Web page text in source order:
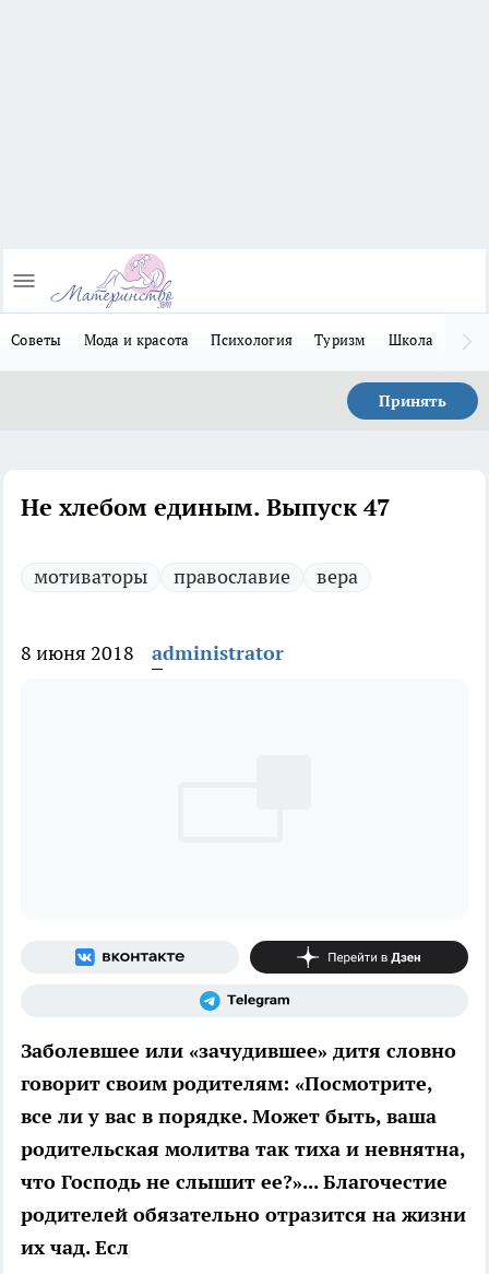
Советы Мода и красота Психология Туризм Школа
Принять
Не хлебом единым. Выпуск 47
мотиваторы православие вера
8 июня 2018 administrator
Заболевшее или «зачудившее» дитя словно
говорит своим родителям: «Посмотрите,
все ли у вас в порядке. Может быть, ваша
родительская молитва так тиха и невнятна,
что Господь не слышит ее?»... Благочестие
родителей обязательно отразится на жизни
их чад. Есл